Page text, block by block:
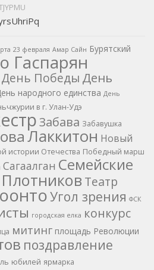
23 февраля Амар Сайн Бурятский
Гаспарян
День Победы День
народного единства День
в г. Улан-Удэ
Забава Забавушка
Лаккитон Новый
истории Отечества Победный марш
Сагаалган Семейские
Театр
Угол зрения ФСК
городская елка конкурс
митинг площадь Революции
поздравление
юбилей ярмарка